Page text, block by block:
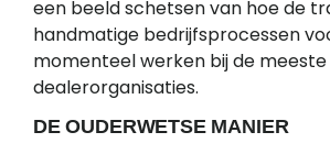
een beeld schetsen van hoe de
handmatige bedrijfsprocessen
momenteel werken bij de meeste
dealerorganisaties.
DE OUDERWETSE MANIER